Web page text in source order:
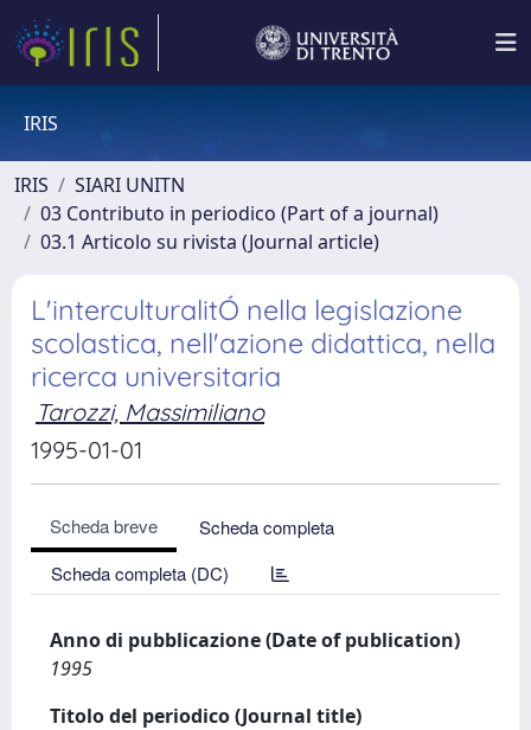
IRIS
IRIS
SIARI UNITN
03 Contributo in periodico (Part of a journal)
03.1 Articolo su rivista (Journal article)
L'interculturalitÓ nella legislazione
scolastica, nell'azione didattica, nella
ricerca universitaria
Tarozzi, Massimiliano
1995-01-01
Scheda breve
Scheda completa
Scheda completa (DC)
Anno di pubblicazione (Date of publication)
1995
Titolo del periodico (Journal title)